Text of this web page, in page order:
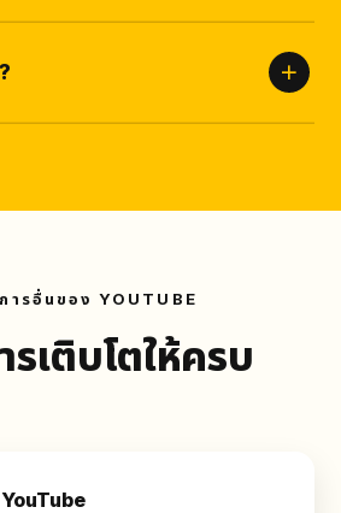
ารอื่นของ YOUTUBE
รเติบโตให้ครบ